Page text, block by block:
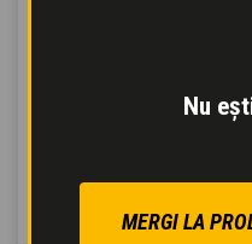
Nu
MERGI LA
mișcări simultaneșiun
răspuns mai precis la
activitate mai eficientă.